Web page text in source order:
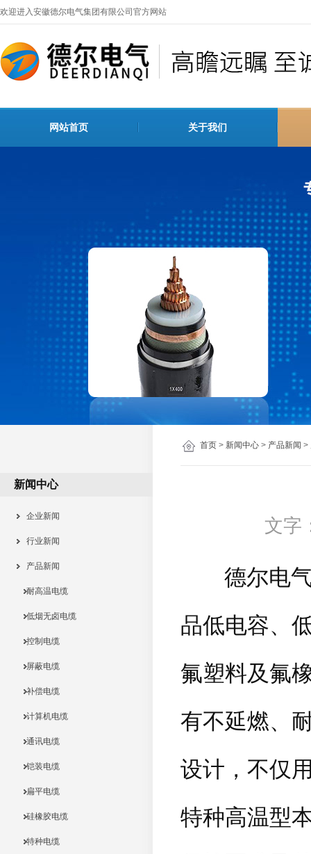
欢迎进入安徽德尔电气集团有限公司官方网站
网站首页 关于我们
首页 > 新闻中心 > 产品新闻 >
新闻中心
企业新闻
行业新闻
产品新闻
耐高温电缆
低烟无卤电缆
控制电缆
屏蔽电缆
补偿电缆
计算机电缆
通讯电缆
铠装电缆
扁平电缆
硅橡胶电缆
特种电缆
文字
德尔电气
品低电容、
氟塑料及氟
有不延燃、
设计，不仅
特种高温型